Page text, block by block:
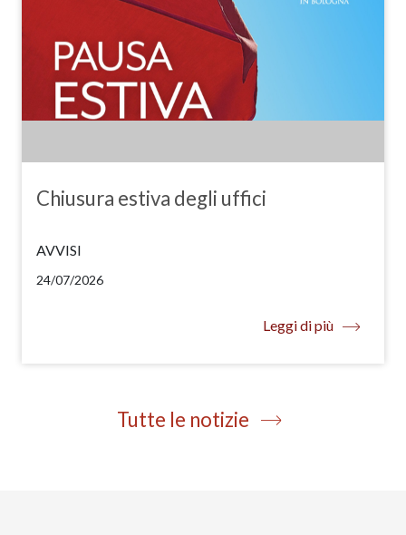
Chiusura estiva degli uffici
AVVISI
24/07/2026
Leggi di più
Tutte le notizie